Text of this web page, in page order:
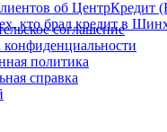
об ЦентрКредит
кто брал кредит в
соглашение
политика
справка